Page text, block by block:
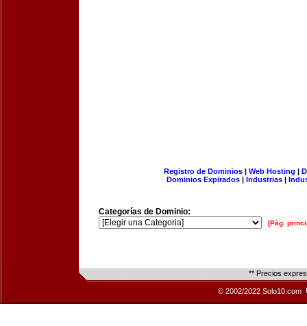
Registro de Dominios| Web Hosting |
Dominios Expirados | Industrias |
Categorías de Dominio:
[Pág.
** Precios
© 2002/2022 Solo10.com